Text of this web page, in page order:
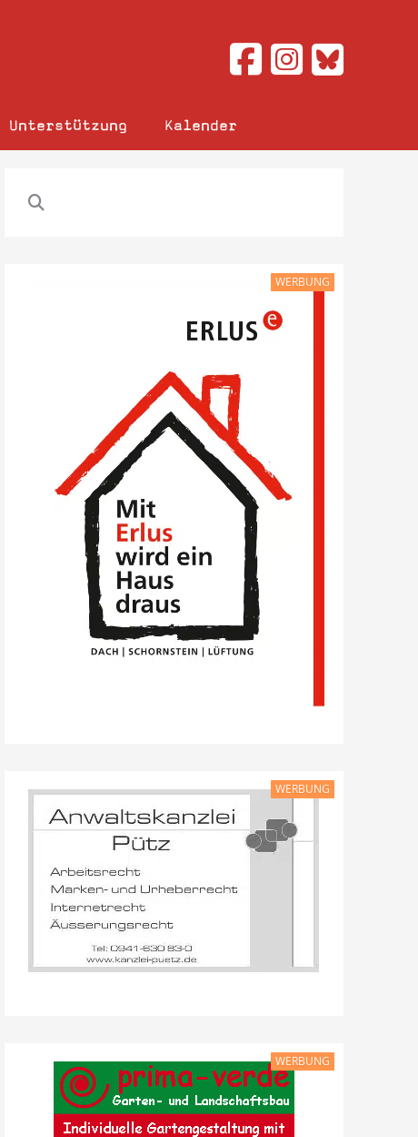
Unterstützung Kalender
WERBUNG
WERBUNG
WERBUNG